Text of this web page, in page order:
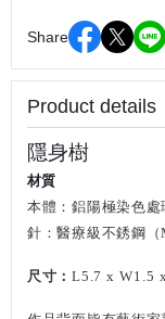
Share
Product details
隱身樹
材質
本體：鋁陽極染色處
針：醫療級不銹鋼
（
尺寸：L5.7 x W1.5